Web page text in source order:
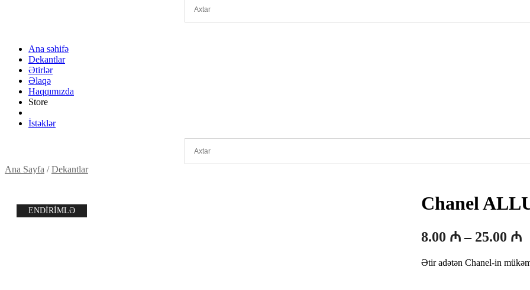
Ana səhifə
Dekantlar
Ətirlər
Əlaqə
Haqqımızda
Store
İstəklər
Ana Sayfa /Dekantlar
ENDİRİMLƏ Chanel
8.00 ₼ – 25.00 ₼
Ətir adətən Chanel-in